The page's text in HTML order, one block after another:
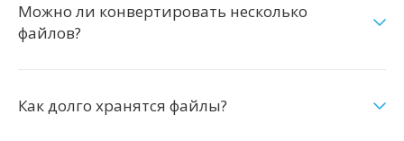
Можно ли конвертировать несколько
файлов?
Как долго хранятся файлы?